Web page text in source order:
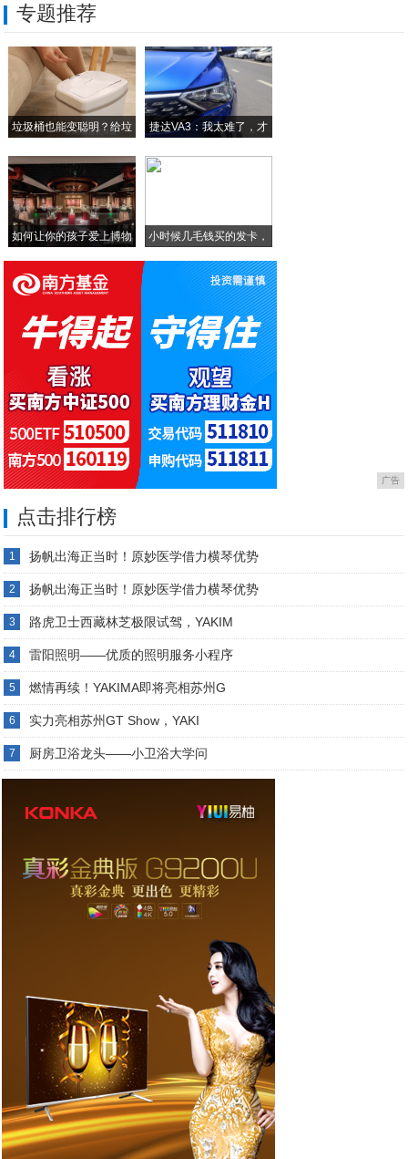
宁波九九天一电器张春桂：平凡女性的创业微
阿拉尔市金色沙垦杨俊：从黄沙到餐桌
立德文化朱晓平：人生这堂课
新疆家和国际酒店有限公司：多元布局绘就产
专题推荐
垃圾桶也能变聪明？给垃
捷达VA3：我太难了，才
如何让你的孩子爱上博物
小时候几毛钱买的发卡，
广告
点击排行榜
1 扬帆出海正当时！原妙医学借力横琴优势
2 扬帆出海正当时！原妙医学借力横琴优势
3 路虎卫士西藏林芝极限试驾，YAKIM
4 雷阳照明——优质的照明服务小程序
5 燃情再续！YAKIMA即将亮相苏州G
6 实力亮相苏州GT Show，YAKI
7 厨房卫浴龙头——小卫浴大学问